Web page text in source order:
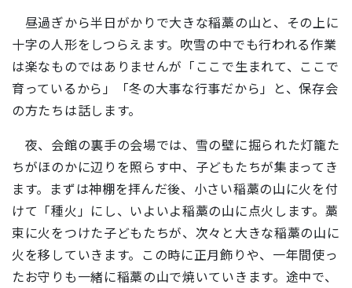
昼過ぎから半日がかりで大きな稲藁の山と、その上に
十字の人形をしつらえます。吹雪の中でも行われる作業
は楽なものではありませんが「ここで生まれて、ここで
育っているから」「冬の大事な行事だから」と、保存会
の方たちは話します。
夜、会館の裏手の会場では、雪の壁に掘られた灯籠た
ちがほのかに辺りを照らす中、子どもたちが集まってき
ます。まずは神棚を拝んだ後、小さい稲藁の山に火を付
けて「種火」にし、いよいよ稲藁の山に点火します。藁
束に火をつけた子どもたちが、次々と大きな稲藁の山に
火を移していきます。この時に正月飾りや、一年間使っ
たお守りも一緒に稲藁の山で焼いていきます。途中で、